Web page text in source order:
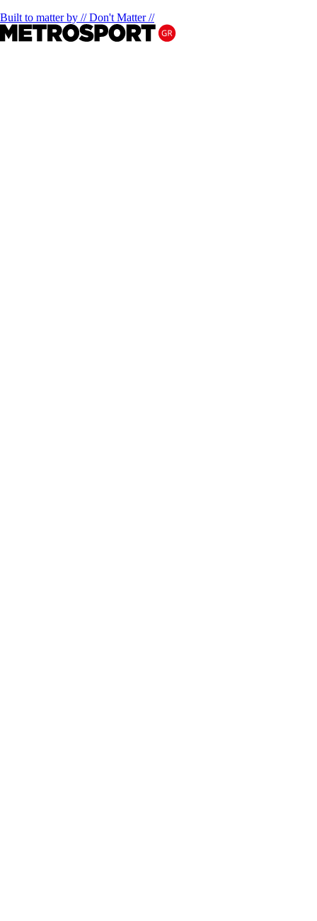
Built to matter by // Don't Matter //